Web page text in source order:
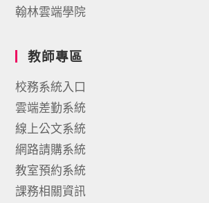
翰林雲端學院
教師專區
校務系統入口
雲端差勤系統
線上公文系統
網路請購系統
教室預約系統
課務相關資訊